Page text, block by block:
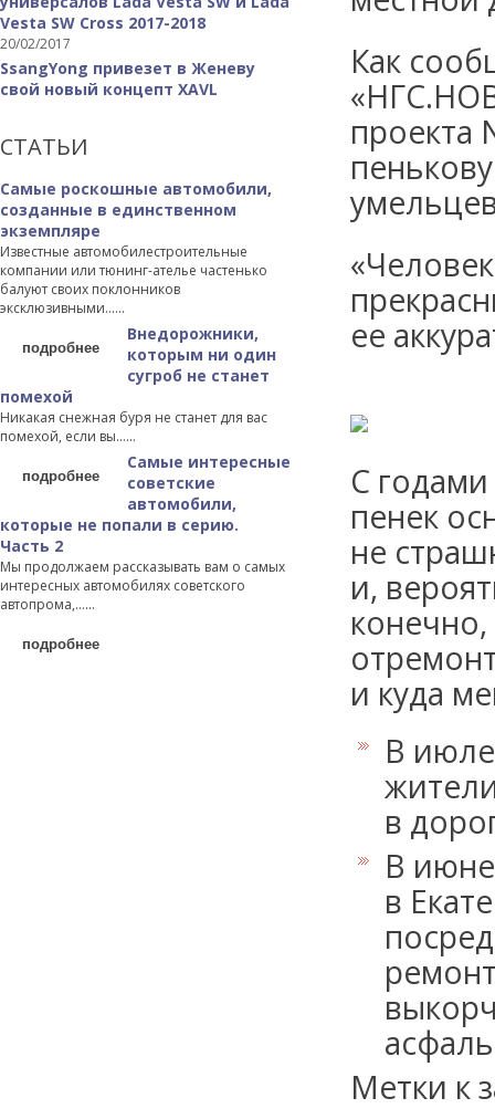
Vesta SW Cross 2017-2018
20/02/2017
SsangYong привезет в Женеву
свой новый концепт XAVL
СТАТЬИ
Самые роскошные автомобили,
созданные в единственном
экземпляре
Известные автомобилестроительные
компании или тюнинг-ателье частенько
балуют своих поклонников
эксклюзивными…...
подробнее
Внедорожники,
которым ни один
сугроб не станет
помехой
Никакая снежная буря не станет для вас
помехой, если вы…...
подробнее
Самые интересные
советские
автомобили,
которые не попали в серию.
Часть 2
Мы продолжаем рассказывать вам о самых
интересных автомобилях советского
автопрома,…...
подробнее
Как
проекта
ее
С
пенек
не
и,
и куда
В июле
в
В
в
Метки к